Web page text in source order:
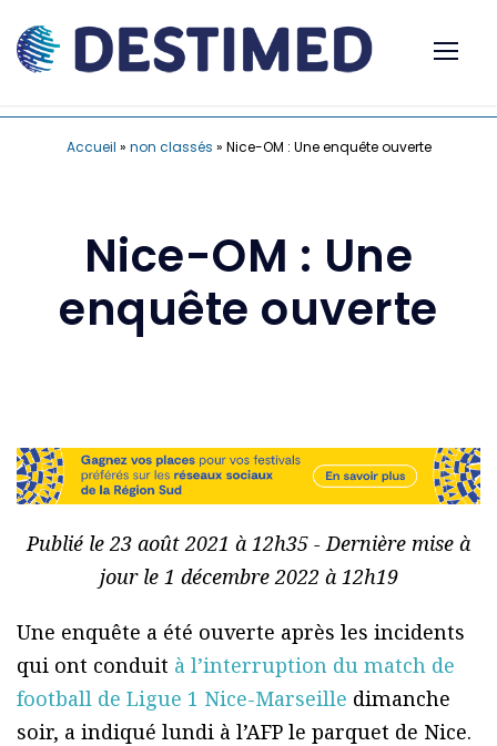
Accueil » non classés » Nice-OM : Une enquête ouverte
Nice-OM : Une
enquête ouverte
Publié le 23 août 2021 à 12h35 - Dernière mise à
jour le 1 décembre 2022 à 12h19
Une enquête a été ouverte après les incidents
qui ont conduit à l’interruption du match de
football de Ligue 1 Nice-Marseille dimanche
soir, a indiqué lundi à l’AFP le parquet de Nice.